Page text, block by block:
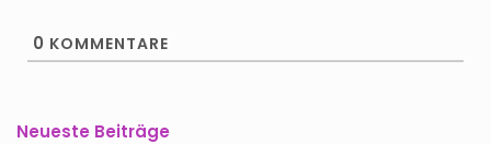
0 KOMMENTARE
Neueste Beiträge